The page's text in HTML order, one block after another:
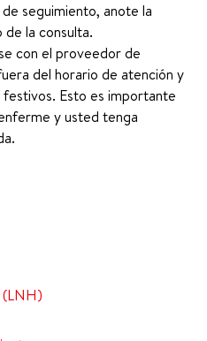
seguimiento, anote la
la consulta.
con el proveedor de
del horario de atención y
festivos. Esto es importante
y usted tenga
(LNH)